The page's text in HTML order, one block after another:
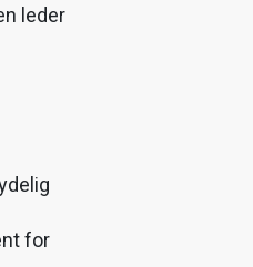
leder
for